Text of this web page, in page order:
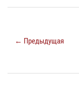
← Предыдущая